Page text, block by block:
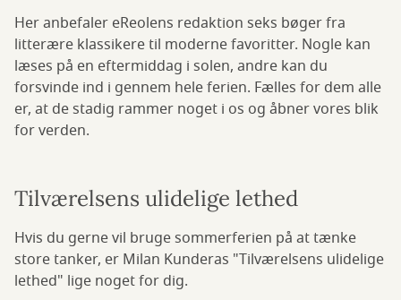
Her anbefaler eReolens redaktion seks bøger fra
litterære klassikere til moderne favoritter. Nogle kan
læses på en eftermiddag i solen, andre kan du
forsvinde ind i gennem hele ferien. Fælles for dem alle
er, at de stadig rammer noget i os og åbner vores blik
for verden.
Tilværelsens ulidelige lethed
Hvis du gerne vil bruge sommerferien på at tænke
store tanker, er Milan Kunderas "Tilværelsens ulidelige
lethed" lige noget for dig.